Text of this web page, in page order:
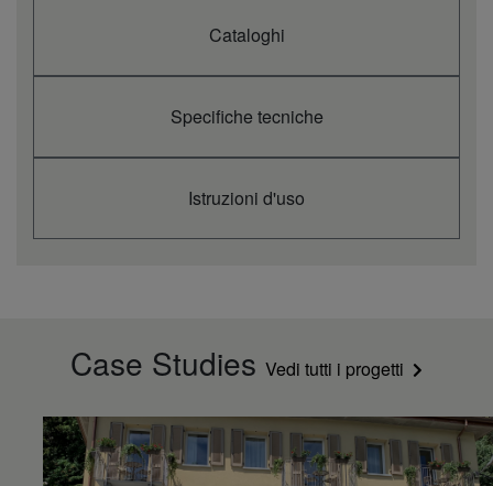
Cataloghi
Specifiche tecniche
Istruzioni d'uso
Case Studies Vedi tutti i progetti